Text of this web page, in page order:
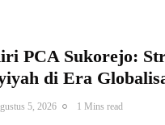
PCA Sukorejo:
di Era
5, 2026 1 Mins read